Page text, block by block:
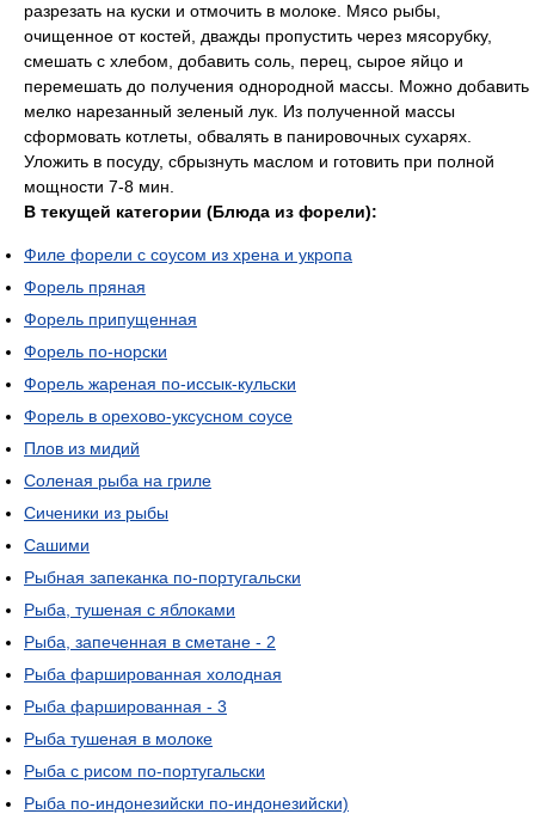
разрезать на куски и отмочить в молоке. Мясо рыбы,
очищенное от костей, дважды пропустить через мясорубку,
смешать с хлебом, добавить соль, перец, сырое яйцо и
перемешать до получения однородной массы. Можно добавить
мелко нарезанный зеленый лук. Из полученной массы
сформовать котлеты, обвалять в панировочных сухарях.
Уложить в посуду, сбрызнуть маслом и готовить при полной
мощности 7-8 мин.
В текущей категории (Блюда из форели):
Филе форели с соусом из хрена и укропа
Форель пряная
Форель припущенная
Форель по-норски
Форель жареная по-иссык-кульски
Форель в орехово-уксусном соусе
Плов из мидий
Соленая рыба на гриле
Сиченики из рыбы
Сашими
Рыбная запеканка по-португальски
Рыба, тушеная с яблоками
Рыба, запеченная в сметане - 2
Рыба фаршированная холодная
Рыба фаршированная - 3
Рыба тушеная в молоке
Рыба с рисом по-португальски
Рыба по-индонезийски по-индонезийски)